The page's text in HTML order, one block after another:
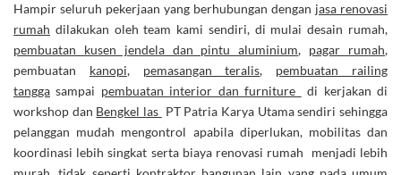
Hampir seluruh pekerjaan yang berhubungan dengan jasa renovasi
rumah dilakukan oleh team kami sendiri, di mulai desain rumah,
pembuatan kusen jendela dan pintu aluminium, pagar rumah,
pembuatan kanopi, pemasangan teralis, pembuatan railing
tangga sampai pembuatan interior dan furniture
di kerjakan di
workshop dan Bengkel las PT Patria Karya Utama sendiri sehingga
pelanggan mudah mengontrol apabila diperlukan, mobilitas dan
koordinasi lebih singkat serta biaya renovasi rumah menjadi lebih